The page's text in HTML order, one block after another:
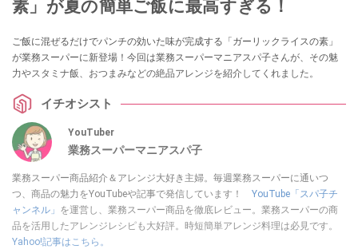
素」が夏の簡単ご飯に最高すぎる！
ご飯に混ぜるだけでパンチの効いた味が完成する「ガーリックライスの素」
が業務スーパーに新登場！今回は業務スーパーマニアスパ子さんが、その魅
力やスタミナ飯、おつまみなどの絶品アレンジを紹介してくれました。
イチオシスト
YouTuber
業務スーパーマニアスパ子
業務スーパー商品紹介＆アレンジ大好き主婦。毎週業務スーパーに通いつ
つ、商品の魅力をYouTubeや記事で発信しています！ YouTube「スパ子チ
ャンネル」 を運営し、業務スーパー商品を徹底レビュー。業務スーパーの商
品を活用したアレンジレシピも大好評。時短簡単アレンジ料理は必見です。
Yahoo!記事はこちら。